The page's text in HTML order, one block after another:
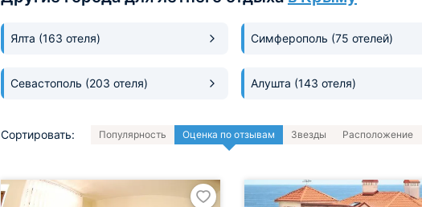
Ялта (163 отеля) Симферополь (75 отелей)
Севастополь (203 отеля) Алушта (143 отеля)
Сортировать: Популярность Оценка по отзывам Звезды Расположение